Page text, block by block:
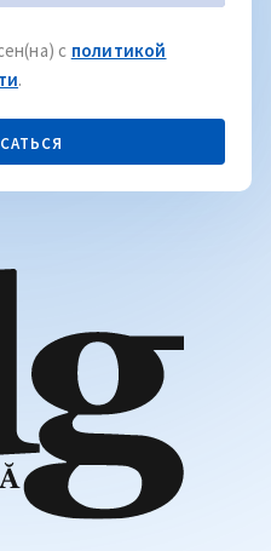
с политикой
.